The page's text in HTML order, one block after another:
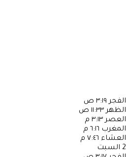
الفجر ٣:١٩ ص
الظهر ١١:٣٣ ص
العصر ٣:١٣ م
المغرب ٦:١٦ م
العشاء ٧:٤٦ م
2 السبت